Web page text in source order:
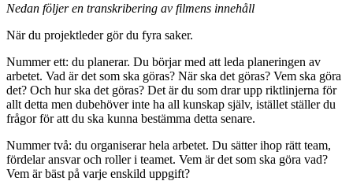
Nedan följer en transkribering av filmens innehåll
När du projektleder gör du fyra saker.
Nummer ett: du planerar. Du börjar med att leda planeringen av
arbetet. Vad är det som ska göras? När ska det göras? Vem ska göra
det? Och hur ska det göras? Det är du som drar upp riktlinjerna för
allt detta men dubehöver inte ha all kunskap själv, istället ställer du
frågor för att du ska kunna bestämma detta senare.
Nummer två: du organiserar hela arbetet. Du sätter ihop rätt team,
fördelar ansvar och roller i teamet. Vem är det som ska göra vad?
Vem är bäst på varje enskild uppgift?